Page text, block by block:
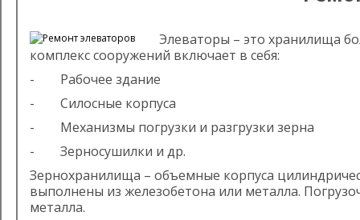
Элеваторы – это хранилища
комплекс сооружений включает в себя:
- Рабочее здание
- Силосные корпуса
- Механизмы погрузки и разгрузки зерна
- Зерносушилки и др.
Зернохранилища – объемные корпуса
выполнены из железобетона или металла.
металла.